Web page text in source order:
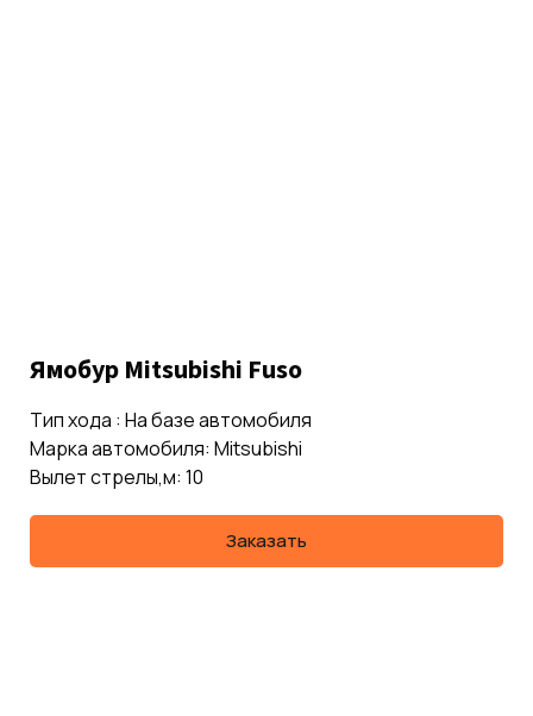
Ямобур Mitsubishi Fuso
Тип хода : На базе автомобиля
Марка автомобиля: Mitsubishi
Вылет стрелы,м: 10
Заказать